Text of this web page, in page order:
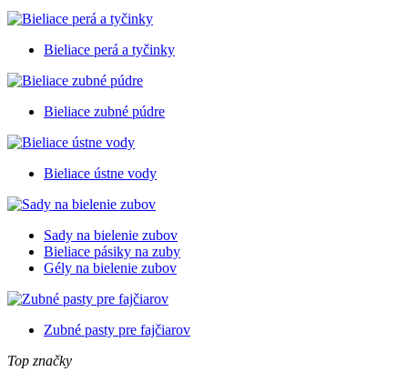
Bieliace perá a tyčinky
Bieliace zubné púdre
Bieliace ústne vody
Sady na bielenie zubov
Bieliace pásiky na zuby
Gély na bielenie zubov
Zubné pasty pre fajčiarov
Top značky